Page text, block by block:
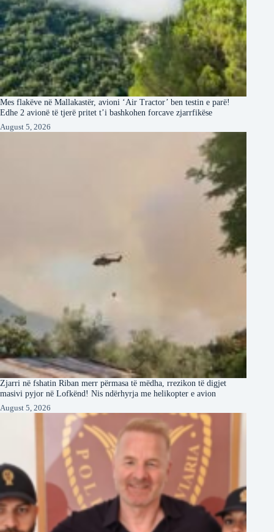
Mes flakëve në Mallakastër, avioni ‘Air Tractor’ ben testin e parë!
Edhe 2 avionë të tjerë pritet t’i bashkohen forcave zjarrfikëse
August 5, 2026
Zjarri në fshatin Riban merr përmasa të mëdha, rrezikon të digjet
masivi pyjor në Lofkënd! Nis ndërhyrja me helikopter e avion
August 5, 2026